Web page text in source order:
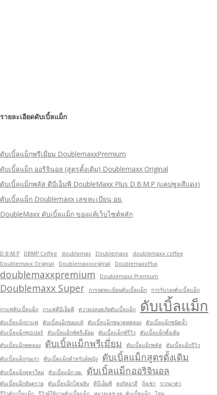
รายละเอียดดับเบิ้ลแม็ก
ดับเบิ้ลแม็กพรีเมี่ยม DoublemaxxPremium
ดับเบิ้ลแม็ก ออริจินอล (สูตรดั้งเดิม) Doublemaxx Original
ดับเบิ้ลแม็กพลัส ดีบีเอ็มพี DoubleMaxx Plus D.B.M.P (แคปซูลสีแดง)
ดับเบิ้ลแม็ก Doublemaxx เลขทะเบียน อย.
DoubleMaxx ดับเบิ้ลแม็ก ของแท้เว็บไซต์หลัก
D.B.M.P DBMP Coffee doublemax Doublemaxx
doublemaxx coffee
Doublemaxx Original
Doublemaxxoriginal DoublemaxxPlus
doublemaxxpremium Doublemaxx Premium
Doublemaxx Super การจดทะเบียนดับเบิ้ลแม็ก การรับรองดับเบิ้ลแม็ก
กาแฟดับเบิ้ลแม็ก กาแฟดีบีเอ็มพี ความปลอดภัยดับเบิ้ลแม็ก ดับเบิ้ลแม็ก
ดับเบิ้ลแม็กกาแฟ ดับเบิ้ลแม็กของแท้ ดับเบิ้ลแม็กชนาดทดลอง
ดับเบิ้ลแม็กชนิดน้ำ
ดับเบิ้ลแม็กซุปเปอร์
ดับเบิ้ลแม็กซ์พรีเมี่ยม ดับเบิ้ลแม็กซ์รีวิว
ดับเบิ้ลแม็กดั้งเดิม
ดับเบิ้ลแม็กทดลอง
ดับเบิ้ลแม็กพรีเมี่ยม ดับเบิ้ลแม็กพลัส
ดับเบิ้ลแม็กรีวิว
ดับเบิ้ลแม็กรุ่นเก่า
ดับเบิ้ลแม็กสำหรับผู้หญิง ดับเบิ้ลแม็กสูตรดั้งเดิม
ดับเบิ้ลแม็กสูตรใหม่ ดับเบิ้ลแม็ก อย. ดับเบิ้ลแม็กออริจินอล
ดับเบิ้ลแม็กอันตราย ดับเบิ้ลแม็กโดนจับ ดีบีเอ็มพี ตงกัสอาลี ถั่งเช่า
รากมาค่า